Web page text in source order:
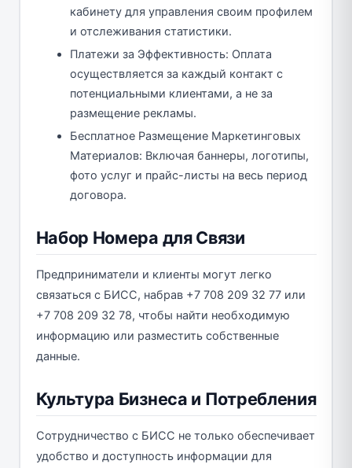
кабинету для управления своим профилем
и отслеживания статистики.
Платежи за Эффективность: Оплата
осуществляется за каждый контакт с
потенциальными клиентами, а не за
размещение рекламы.
Бесплатное Размещение Маркетинговых
Материалов: Включая баннеры, логотипы,
фото услуг и прайс-листы на весь период
договора.
Набор Номера для Связи
Предприниматели и клиенты могут легко
связаться с БИСС, набрав +7 708 209 32 77 или
+7 708 209 32 78, чтобы найти необходимую
информацию или разместить собственные
данные.
Культура Бизнеса и Потребления
Сотрудничество с БИСС не только обеспечивает
удобство и доступность информации для